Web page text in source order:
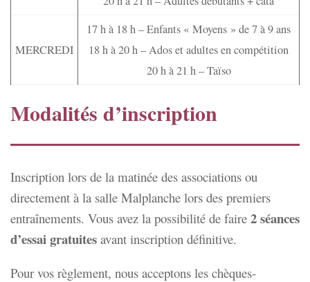
MERCREDI
17 h à 18 h – Enfants « Moyens » de 7 à 9 ans
18 h à 20 h – Ados et adultes en compétition
20 h à 21 h – Taïso
Modalités d’inscription
Inscription lors de la matinée des associations ou
directement à la salle Malplanche lors des premiers
entraînements. Vous avez la possibilité de faire 2 séances
d’essai gratuites avant inscription définitive.
Pour vos règlement, nous acceptons les chèques-